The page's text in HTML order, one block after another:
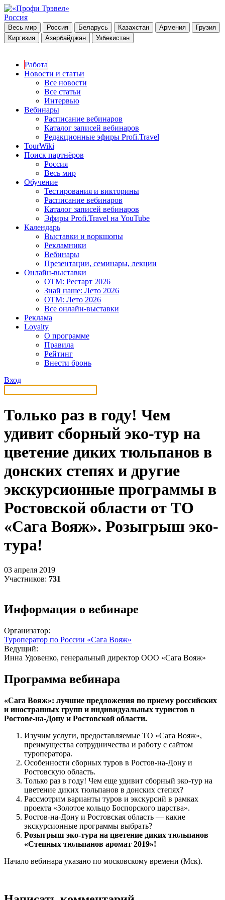
Россия
Весь мир Россия Беларусь Казахстан Армения
Грузия
Киргизия
Азербайджан Узбекистан
Работа
Новости и статьи
Все новости
Все статьи
Интервью
Вебинары
Расписание вебинаров
Каталог записей вебинаров
Редакционные эфиры Profi.Travel
TourWiki
Поиск партнёров
Россия
Весь мир
Обучение
Тестирования и викторины
Расписание вебинаров
Каталог записей вебинаров
Эфиры Profi.Travel на YouTube
Календарь
Выставки и воркшопы
Рекламники
Вебинары
Презентации, семинары, лекции
Онлайн-выставки
OTM: Рестарт 2026
Знай наше: Лето 2026
OTM: Лето 2026
Все онлайн-выставки
Реклама
Loyalty
О программе
Правила
Рейтинг
Внести бронь
Вход
Только раз в году! Чем
удивит сборный эко-тур на
цветение диких тюльпанов в
донских степях и другие
экскурсионные программы в
Ростовской области от ТО
«Сага Вояж». Розыгрыш эко-
тура!
03 апреля 2019
Участников: 731
Информация о вебинаре
Организатор:
Туроператор по России «Сага Вояж»
Ведущий:
Инна Удовенко, генеральный директор ООО «Сага Вояж»
Программа вебинара
«Сага Вояж»: лучшие предложения по приему российских
и иностранных групп и индивидуальных туристов в
Ростове-на-Дону и Ростовской области.
Изучим услуги, предоставляемые ТО «Сага Вояж»,
преимущества сотрудничества и работу с сайтом
туроператора.
Особенности сборных туров в Ростов-на-Дону и
Ростовскую область.
Только раз в году! Чем еще удивит сборный эко-тур на
цветение диких тюльпанов в донских степях?
Рассмотрим варианты туров и экскурсий в рамках
проекта «Золотое кольцо Боспорского царства».
Ростов-на-Дону и Ростовская область — какие
экскурсионные программы выбрать?
Розыгрыш эко-тура на цветение диких тюльпанов
«Степных тюльпанов аромат 2019»!
Начало вебинара указано по московскому времени (Мск).